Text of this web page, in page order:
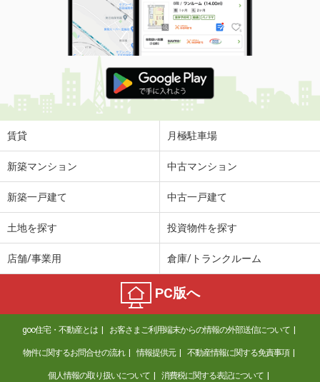
専有面積 28.02m²
間取り
1K
山梨県南アルプス市榎原
価 格
6.20万円
住 所
山梨県南アルプス市榎原
専有面積
山梨県南アルプス市徳永
5.50万円
山梨県南アルプス市在家塚
5.60万円
住 所
山梨県南アルプス市在家塚
専有面積 23.72m²
間取り
1K
山梨県甲府市上石田４丁目
賃貸 月極駐車場
新築マンション 中古マンション
新築一戸建て 中古一戸建て
土地を探す 投資物件を探す
店舗/事業用 倉庫/トランクルーム
PC版へ
goo住宅・不動産とは お客さまご利用端末からの情報の外部送信について
物件に関するお問合せの流れ 情報提供元 不動産情報に関する免責事項
個人情報の取り扱いについて 消費税に関する表記について